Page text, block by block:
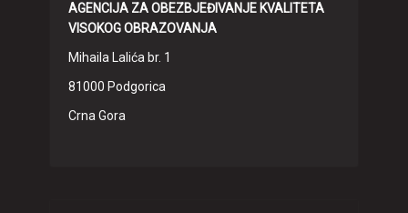
AGENCIJA ZA OBEZBJEĐIVANJE KVALITETA
VISOKOG OBRAZOVANJA
Mihaila Lalića br. 1
81000 Podgorica
Crna Gora